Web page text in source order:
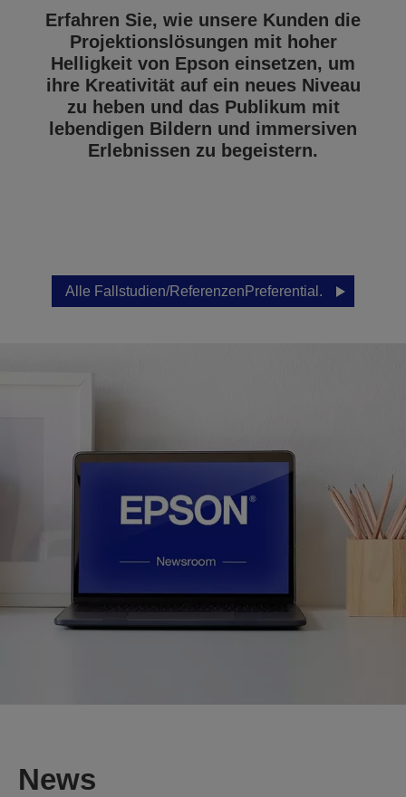
Erfahren Sie, wie unsere Kunden die
Projektionslösungen mit hoher
Helligkeit von Epson einsetzen, um
ihre Kreativität auf ein neues Niveau
zu heben und das Publikum mit
lebendigen Bildern und immersiven
Erlebnissen zu begeistern.
Alle Fallstudien/ReferenzenPreferential.
News